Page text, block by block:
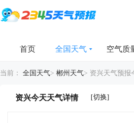
首页 全国天气 空气质
当前： 全国天气> 郴州天气> 资兴天气预报
资兴今天天气详情 [切换]